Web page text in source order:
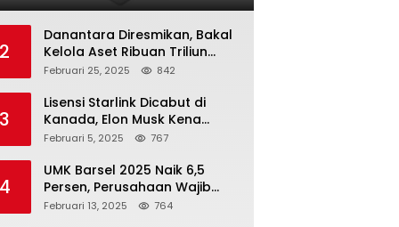
2
Danantara Diresmikan, Bakal
Kelola Aset Ribuan Triliun
Rupiah dari 7 BUMN
Februari 25, 2025 842
3
Lisensi Starlink Dicabut di
Kanada, Elon Musk Kena
Imbas ‘Perang Dagang’
Februari 5, 2025 767
4
UMK Barsel 2025 Naik 6,5
Persen, Perusahaan Wajib
Taat
Februari 13, 2025 764